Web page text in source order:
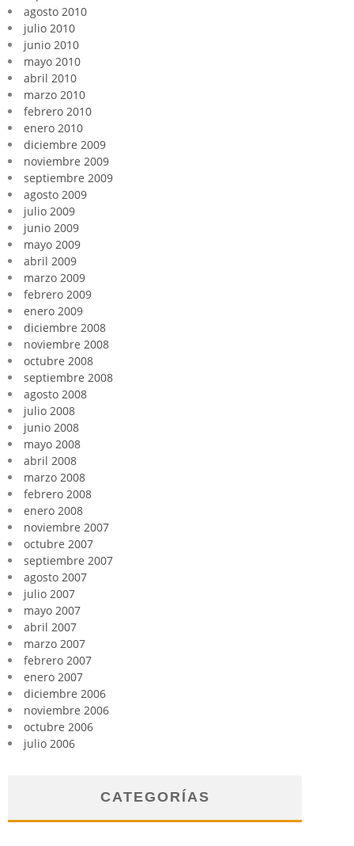
agosto 2010
julio 2010
junio 2010
mayo 2010
abril 2010
marzo 2010
febrero 2010
enero 2010
diciembre 2009
noviembre 2009
septiembre 2009
agosto 2009
julio 2009
junio 2009
mayo 2009
abril 2009
marzo 2009
febrero 2009
enero 2009
diciembre 2008
noviembre 2008
octubre 2008
septiembre 2008
agosto 2008
julio 2008
junio 2008
mayo 2008
abril 2008
marzo 2008
febrero 2008
enero 2008
noviembre 2007
octubre 2007
septiembre 2007
agosto 2007
julio 2007
mayo 2007
abril 2007
marzo 2007
febrero 2007
enero 2007
diciembre 2006
noviembre 2006
octubre 2006
julio 2006
CATEGORÍAS